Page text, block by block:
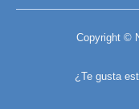
Copyright ©
¿Te gusta